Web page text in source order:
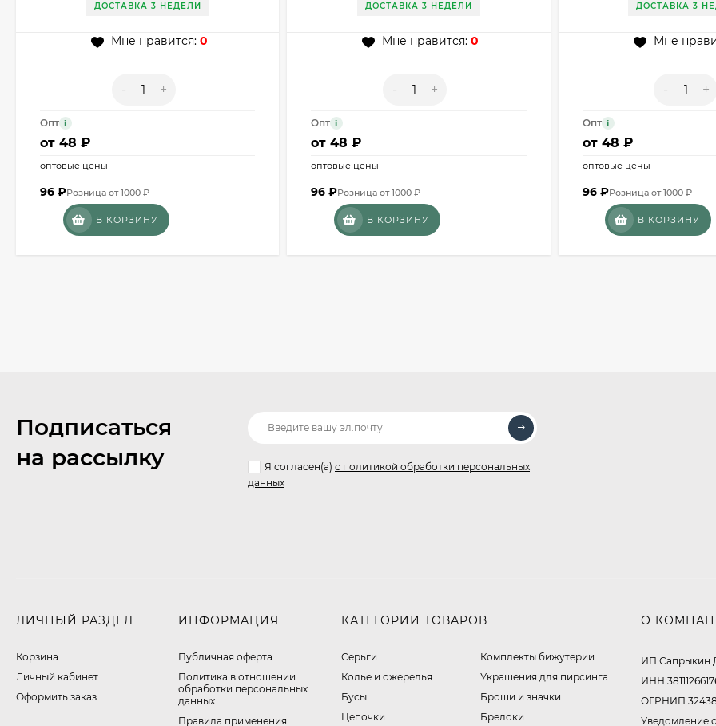
ДОСТАВКА 3 НЕДЕЛИ
Мне нравится:0
- +
Опт i
от 48 ₽
оптовые цены
96 ₽Розница от 1000 ₽
В КОРЗИНУ
ДОСТАВКА 3 НЕДЕЛИ
Мне нравится:0
- +
Опт i
от48 ₽
оптовые цены
96₽Розница от 1000 ₽
В КОРЗИНУ
ДОСТАВКА 3
Мне
- +
Опт i
от 48 ₽
оптовые цены
96 ₽Розница от 1000 ₽
В КОРЗИНУ
Подписаться
на рассылку
Я согласен(a) с политикой обработки персональных
данных
ЛИЧНЫЙ РАЗДЕЛ
Корзина
Личный кабинет
Оформить заказ
ИНФОРМАЦИЯ
Публичная оферта
​Политика в отношении
обработки персональных
данных
Правила применения
КАТЕГОРИИ ТОВАРОВ
Серьги
Колье и ожерелья
Бусы
Цепочки
Комплекты бижутерии
Украшения для пирсинга
Броши и значки
Брелоки
О
ИП Сапрыкин
ИНН
ОГРНИП
Уведомление